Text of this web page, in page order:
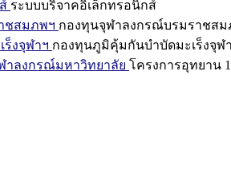
ระบบบริจาคอิเล็กทรอนิกส์
ชสมภพฯ กองทุนจุฬาลงกรณ์บรมราชสม
งจุฬาฯ กองทุนภูมิคุ้มกันบำบัดมะเร็งจุฬ
าลงกรณ์มหาวิทยาลัย โครงการอุทยาน